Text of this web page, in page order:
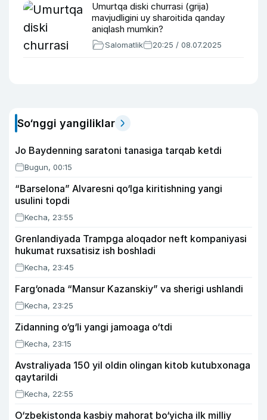
Umurtqa diski churrasi (grija)
mavjudligini uy sharoitida qanday
aniqlash mumkin?
Salomatlik 20:25 / 08.07.2025
So‘nggi yangiliklar
Jo Baydenning saratoni tanasiga tarqab ketdi
Bugun, 00:15
“Barselona” Alvaresni qo‘lga kiritishning yangi
usulini topdi
Kecha, 23:55
Grenlandiyada Trampga aloqador neft kompaniyasi
hukumat ruxsatisiz ish boshladi
Kecha, 23:45
Farg‘onada “Mansur Kazanskiy” va sherigi ushlandi
Kecha, 23:25
Zidanning o‘g‘li yangi jamoaga o‘tdi
Kecha, 23:15
Avstraliyada 150 yil oldin olingan kitob kutubxonaga
qaytarildi
Kecha, 22:55
O‘zbekistonda kasbiy mahorat bo‘yicha ilk milliy